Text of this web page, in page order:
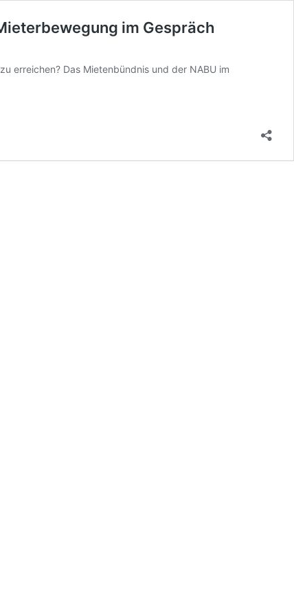
im Gespräch
erreichen? Das Mietenbündnis und der NABU im